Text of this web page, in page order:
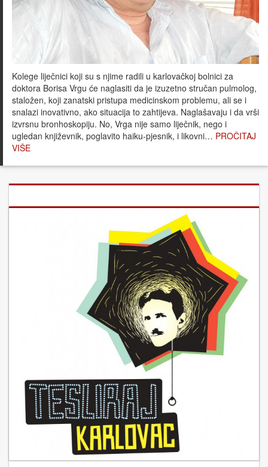
Kolege liječnici koji su s njime radili u karlovačkoj bolnici za
doktora Borisa Vrgu će naglasiti da je izuzetno stručan pulmolog,
staložen, koji zanatski pristupa medicinskom problemu, ali se i
snalazi inovativno, ako situacija to zahtijeva. Naglašavaju i da vrši
izvrsnu bronhoskopiju. No, Vrga nije samo liječnik, nego i
ugledan književnik, poglavito haiku-pjesnik, i likovni… PROČITAJ
VIŠE